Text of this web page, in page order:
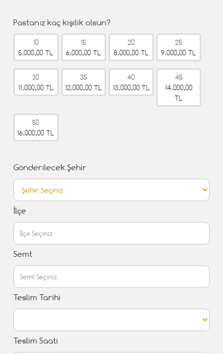
Pastanız kaç kişilik olsun?
10
5.000,00 TL
15
6.000,00 TL
20
8.000,00 TL
25
9.000,00 TL
30
11.000,00 TL
35
12.000,00 TL
40
13.000,00 TL
45
14.000,00
TL
50
16.000,00 TL
Gönderilecek Şehir
İlçe
Semt
Teslim Tarihi
Teslim Saati